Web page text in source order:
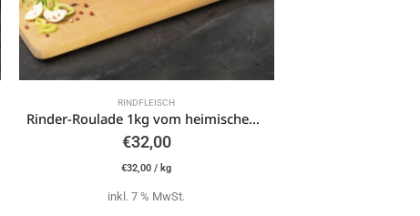
RINDFLEISCH
Rinder-Roulade 1kg vom heimischen deutschen Rind aus Weidehaltung
€32,00
€32,00 / kg
inkl. 7 % MwSt.